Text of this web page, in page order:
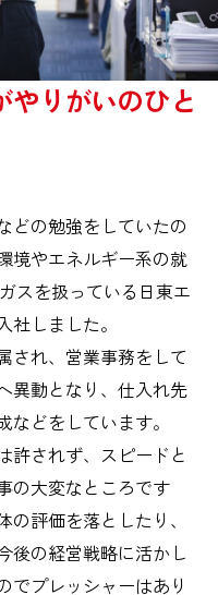
やりがいのひと
どの勉強をしていたの
境やエネルギー系の就
スを扱っている日東エ
しました。
され、営業事務をして
異動となり、仕入れ先
どをしています。
許されず、スピードと
の大変なところです
評価を落としたり、
後の経営戦略に活かし
でプレッシャーはあり